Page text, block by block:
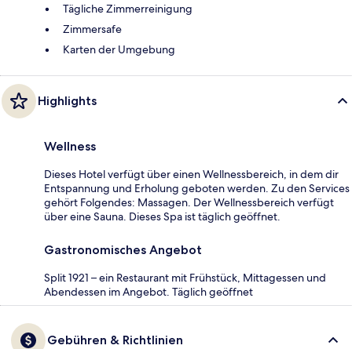
Tägliche Zimmerreinigung
Zimmersafe
Karten der Umgebung
Highlights
Wellness
Dieses Hotel verfügt über einen Wellnessbereich, in dem dir
Entspannung und Erholung geboten werden. Zu den Services
gehört Folgendes: Massagen. Der Wellnessbereich verfügt
über eine Sauna. Dieses Spa ist täglich geöffnet.
Gastronomisches Angebot
Split 1921 – ein Restaurant mit Frühstück, Mittagessen und
Abendessen im Angebot. Täglich geöffnet
Gebühren & Richtlinien